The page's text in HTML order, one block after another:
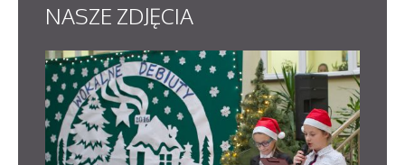
NASZE ZDJĘCIA